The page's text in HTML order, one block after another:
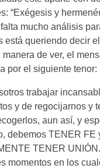
“Exégesis y
mucho análisis
está queriendo decir
manera de ver, el
por el siguiente tenor:
trabajar
y de regocijarnos y
aun así, y
debemos TENER FE
TENER
momentos en los